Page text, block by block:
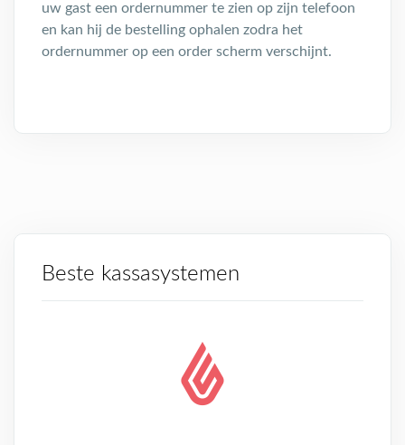
uw gast een ordernummer te zien op zijn telefoon
en kan hij de bestelling ophalen zodra het
ordernummer op een order scherm verschijnt.
Beste kassasystemen